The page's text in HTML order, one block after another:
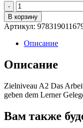
Quantity
В корзину
Артикул:
Описание
Описание
Zielniveau A2 Das
geben dem Lerner
Вам также